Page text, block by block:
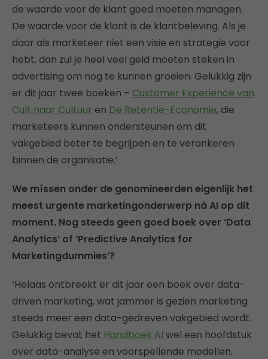
de waarde voor de klant goed moeten managen.
De waarde voor de klant is de klantbeleving. Als je
daar als marketeer niet een visie en strategie voor
hebt, dan zul je heel veel geld moeten steken in
advertising om nog te kunnen groeien. Gelukkig zijn
er dit jaar twee boeken – Customer Experience van
Cult naar Cultuur en De Retentie-Economie, die
marketeers kunnen ondersteunen om dit
vakgebied beter te begrijpen en te verankeren
binnen de organisatie.’
We míssen onder de genomineerden eigenlijk het
meest urgente marketingonderwerp ná AI op dit
moment. Nog steeds geen goed boek over ‘Data
Analytics’ of ‘Predictive Analytics for
Marketingdummies’?
‘Helaas ontbreekt er dit jaar een boek over data-
driven marketing, wat jammer is gezien marketing
steeds meer een data-gedreven vakgebied wordt.
Gelukkig bevat het Handboek AI wel een hoofdstuk
over data-analyse en voorspellende modellen.